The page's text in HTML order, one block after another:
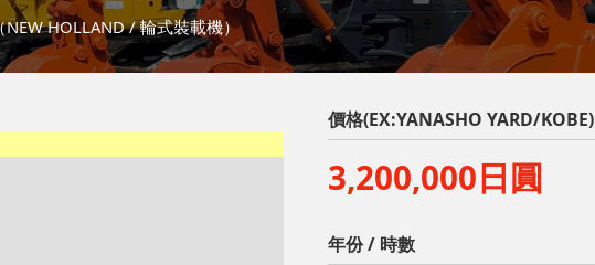
NEW HOLLAND / 輪式裝載機）
價格(EX:YANASHO YARD/KOBE)
3,200,000日圓
年份 / 時數